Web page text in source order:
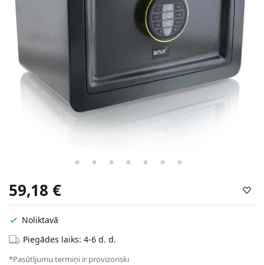
59,18 €
Noliktavā
Piegādes laiks: 4-6 d. d.
*Pasūtījumu termiņi ir provizoriski